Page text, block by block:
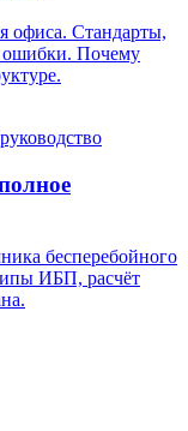
офиса. Стандарты,
ошибки. Почему
бесперебойного
ИБП, расчёт